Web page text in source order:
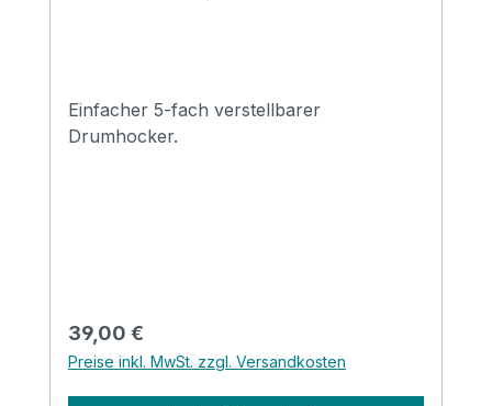
Einfacher 5-fach verstellbarer
Drumhocker.
Regulärer Preis:
39,00 €
Preise inkl. MwSt. zzgl. Versandkosten